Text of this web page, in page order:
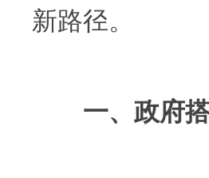
新路径。
一、政府